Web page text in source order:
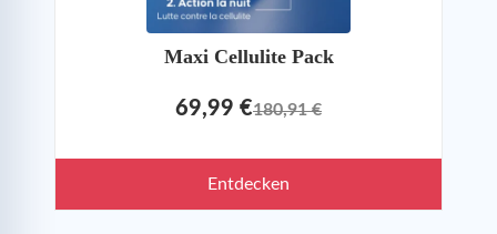
Maxi Cellulite Pack
69,99 €180,91 €
Entdecken